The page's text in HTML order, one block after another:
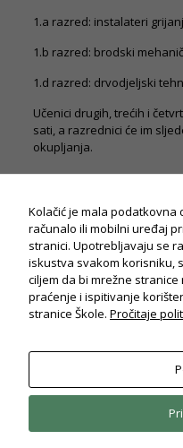
1.a razred: instalateri
1.b razred: brodski
1.d razred: drvodjeljski
Učenici drugih, trećih i
sati, a razrednici će im
okupljanja.
2026. Sva prava
Kolačić je mala
računalo ili mobilni uređaj
stranici. Upotrebljavaju se
iskustva svakom korisniku,
ciljem da bi mrežne
praćenje i ispitivanje
stranice Škole. Pročitaje